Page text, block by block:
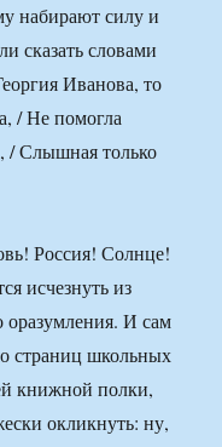
набирают силу и
сказать словами
Иванова, то
/ Не помогла
/ Слышная только
Россия! Солнце!
исчезнуть из
оразумления. И сам
страниц школьных
книжной полки,
окликнуть: ну,